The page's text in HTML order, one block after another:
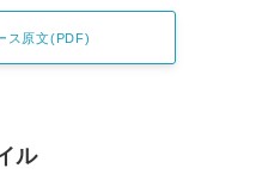
ス原文(PDF)
ル